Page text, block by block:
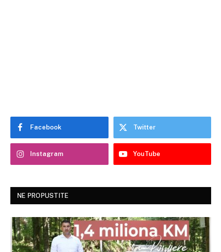
Facebook Twitter
Instagram YouTube
NE PROPUSTITE